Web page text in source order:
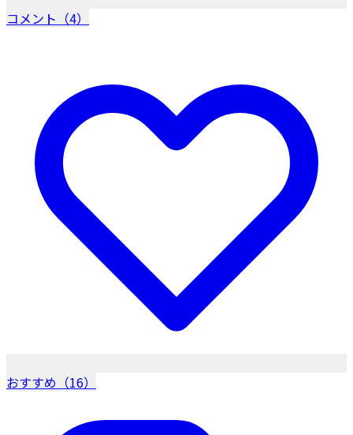
コメント（4）
おすすめ（16）